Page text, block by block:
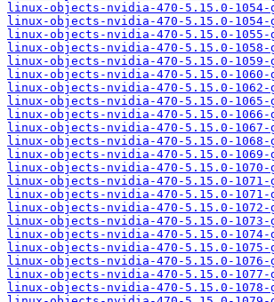
linux-objects-nvidia-470-5.15.0-1054-
linux-objects-nvidia-470-5.15.0-1054-
linux-objects-nvidia-470-5.15.0-1055-
linux-objects-nvidia-470-5.15.0-1058-
linux-objects-nvidia-470-5.15.0-1059-
linux-objects-nvidia-470-5.15.0-1060-
linux-objects-nvidia-470-5.15.0-1062-
linux-objects-nvidia-470-5.15.0-1065-
linux-objects-nvidia-470-5.15.0-1066-
linux-objects-nvidia-470-5.15.0-1067-
linux-objects-nvidia-470-5.15.0-1068-
linux-objects-nvidia-470-5.15.0-1069-
linux-objects-nvidia-470-5.15.0-1070-
linux-objects-nvidia-470-5.15.0-1071-
linux-objects-nvidia-470-5.15.0-1071-
linux-objects-nvidia-470-5.15.0-1072-
linux-objects-nvidia-470-5.15.0-1073-
linux-objects-nvidia-470-5.15.0-1074-
linux-objects-nvidia-470-5.15.0-1075-
linux-objects-nvidia-470-5.15.0-1076-
linux-objects-nvidia-470-5.15.0-1077-
linux-objects-nvidia-470-5.15.0-1078-